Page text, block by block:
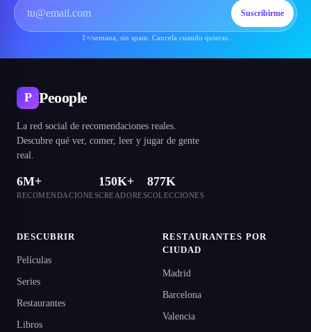
Suscribirme
1×/semana, sin spam. Cancela cuando quieras.
P Peoople
La red social de recomendaciones reales.
Descubre qué ver, comer, leer y jugar de gente
real.
6M+
RECOMENDACIONES
150K+
CREADORES
877K
COLECCIONES
DESCUBRIR
Películas
Series
Restaurantes
Libros
RESTAURANTES POR
CIUDAD
Madrid
Barcelona
Valencia